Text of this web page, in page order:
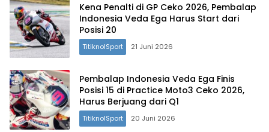
Kena Penalti di GP Ceko 2026, Pembalap
Indonesia Veda Ega Harus Start dari
Posisi 20‎
TitiknolSport 21 Juni 2026
Pembalap Indonesia Veda Ega Finis
Posisi 15 di Practice Moto3 Ceko 2026,
Harus Berjuang dari Q1
TitiknolSport 20 Juni 2026